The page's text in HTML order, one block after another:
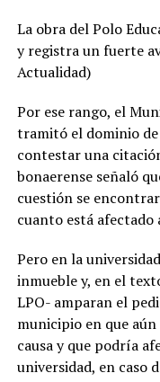
La obra del Polo
y registra un fuerte
Actualidad)
Por ese rango, el
tramitó el dominio
contestar una
bonaerense señaló
cuestión se
cuanto está afectado
Pero en la
inmueble y, en el
LPO- amparan el
municipio en que
causa y que podría
universidad, en caso